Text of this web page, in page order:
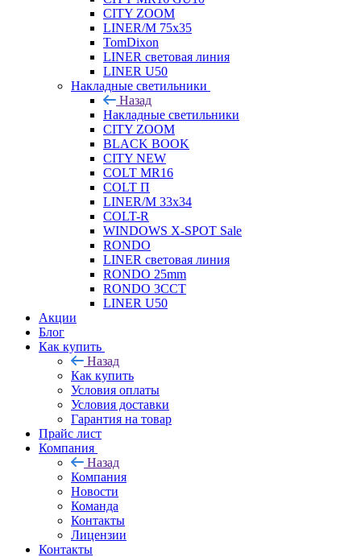
CITY ZOOM
LINER/M 75х35
TomDixon
LINER световая линия
LINER U50
Накладные светильники
Назад
Накладные светильники
CITY ZOOM
BLACK BOOK
CITY NEW
COLT MR16
COLT П
LINER/М 33х34
COLT-R
WINDOWS X-SPOT Sale
RONDO
LINER световая линия
RONDO 25mm
RONDO 3CCT
LINER U50
Акции
Блог
Как купить
Назад
Как купить
Условия оплаты
Условия доставки
Гарантия на товар
Прайс лист
Компания
Назад
Компания
Новости
Команда
Контакты
Лицензии
Контакты